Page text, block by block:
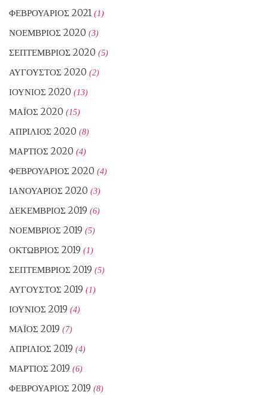
ΦΕΒΡΟΥΆΡΙΟΣ 2021 (1)
ΝΟΈΜΒΡΙΟΣ 2020 (3)
ΣΕΠΤΈΜΒΡΙΟΣ 2020 (5)
ΑΎΓΟΥΣΤΟΣ 2020 (2)
ΙΟΎΝΙΟΣ 2020 (13)
ΜΆΙΟΣ 2020 (15)
ΑΠΡΊΛΙΟΣ 2020 (8)
ΜΆΡΤΙΟΣ 2020 (4)
ΦΕΒΡΟΥΆΡΙΟΣ 2020 (4)
ΙΑΝΟΥΆΡΙΟΣ 2020 (3)
ΔΕΚΈΜΒΡΙΟΣ 2019 (6)
ΝΟΈΜΒΡΙΟΣ 2019 (5)
ΟΚΤΏΒΡΙΟΣ 2019 (1)
ΣΕΠΤΈΜΒΡΙΟΣ 2019 (5)
ΑΎΓΟΥΣΤΟΣ 2019 (1)
ΙΟΎΝΙΟΣ 2019 (4)
ΜΆΙΟΣ 2019 (7)
ΑΠΡΊΛΙΟΣ 2019 (4)
ΜΆΡΤΙΟΣ 2019 (6)
ΦΕΒΡΟΥΆΡΙΟΣ 2019 (8)